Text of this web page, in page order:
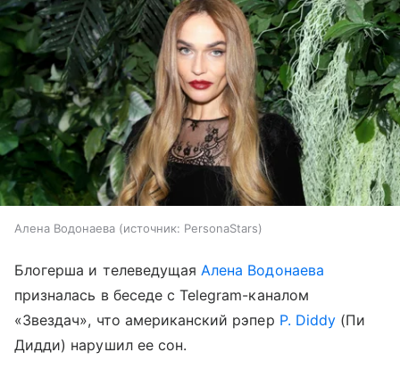
Алена Водонаева источник: PersonaStars
Блогерша и телеведущаяАлена Водонаева
призналась в беседе с Telegram-каналом
«Звездач», что американский рэпер P. Diddy (Пи
Дидди) нарушил ее сон.